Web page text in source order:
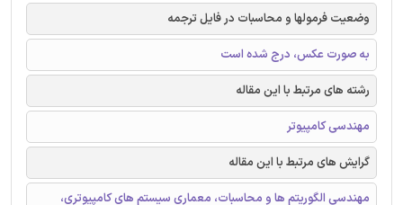
وضعیت فرمولها و محاسبات در فایل ترجمه
به صورت عکس، درج شده است
رشته های مرتبط با این مقاله
مهندسی کامپیوتر
گرایش های مرتبط با این مقاله
مهندسی الگوریتم ها و محاسبات، معماری سیستم های کامپیوتری،